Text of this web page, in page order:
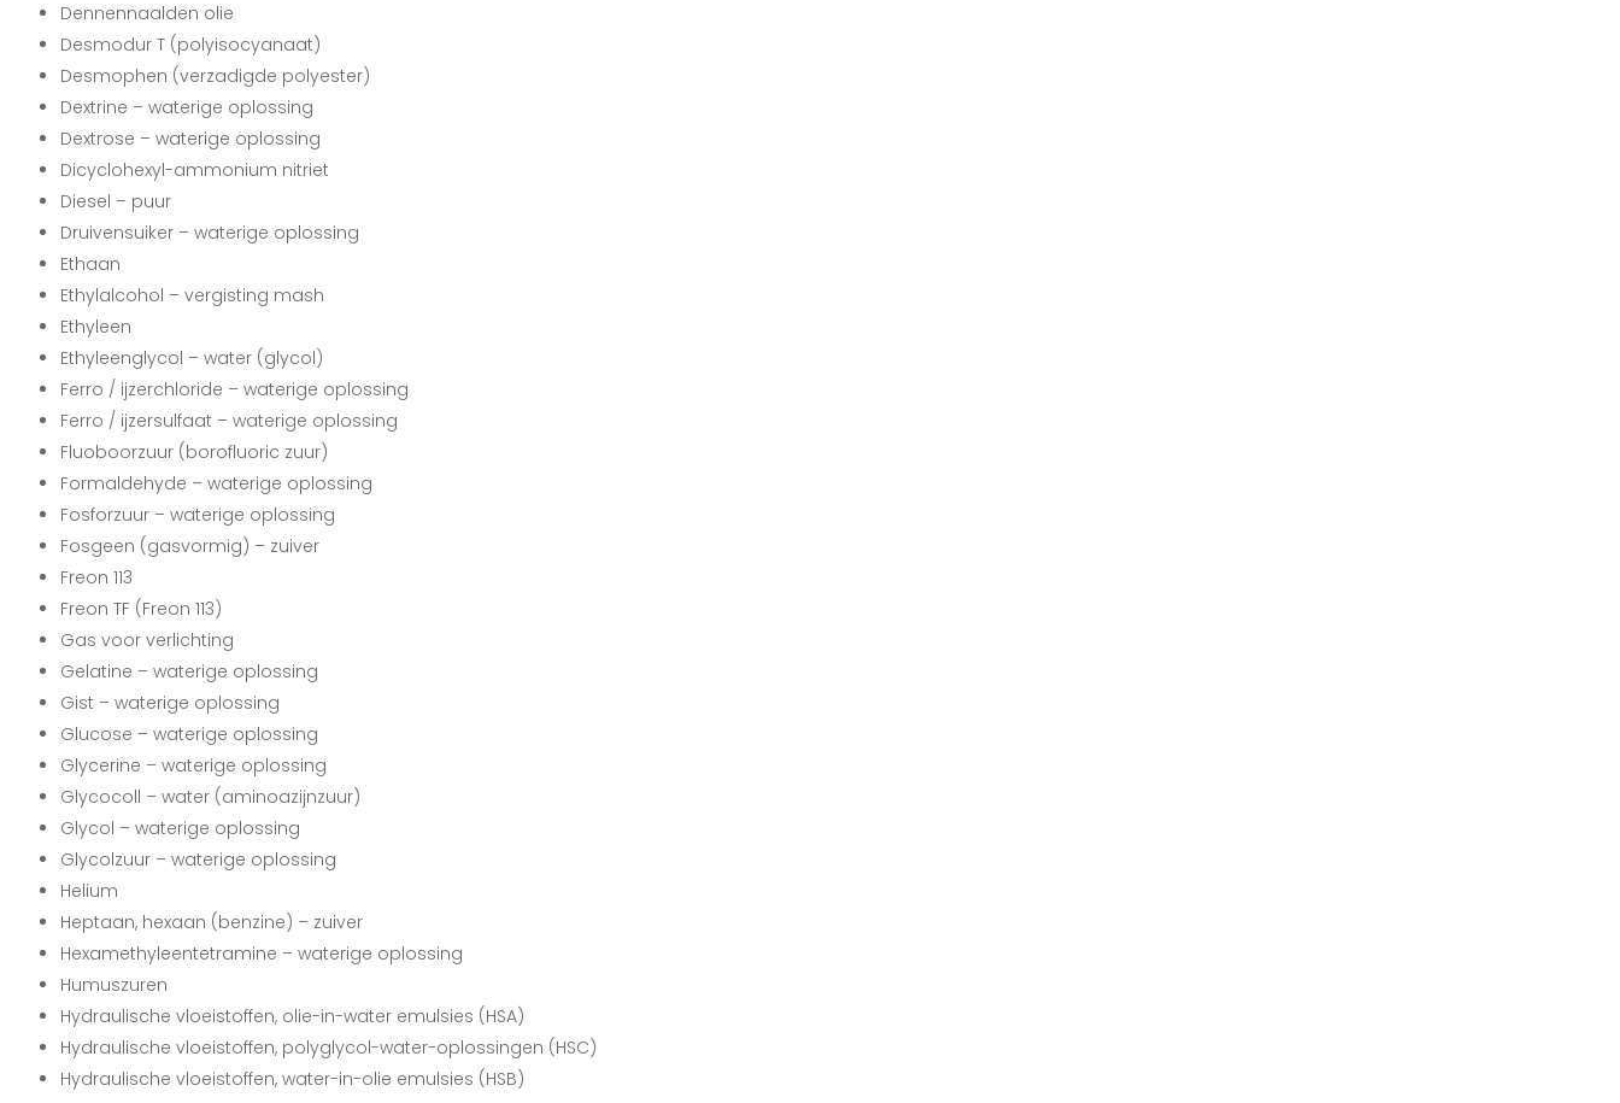
Dennennaalden olie
Desmodur T (polyisocyanaat)
Desmophen (verzadigde polyester)
Dextrine – waterige oplossing
Dextrose – waterige oplossing
Dicyclohexyl-ammonium nitriet
Diesel – puur
Druivensuiker – waterige oplossing
Ethaan
Ethylalcohol – vergisting mash
Ethyleen
Ethyleenglycol – water (glycol)
Ferro / ijzerchloride – waterige oplossing
Ferro / ijzersulfaat – waterige oplossing
Fluoboorzuur (borofluoric zuur)
Formaldehyde – waterige oplossing
Fosforzuur – waterige oplossing
Fosgeen (gasvormig) – zuiver
Freon 113
Freon TF (Freon 113)
Gas voor verlichting
Gelatine – waterige oplossing
Gist – waterige oplossing
Glucose – waterige oplossing
Glycerine – waterige oplossing
Glycocoll – water (aminoazijnzuur)
Glycol – waterige oplossing
Glycolzuur – waterige oplossing
Helium
Heptaan, hexaan (benzine) – zuiver
Hexamethyleentetramine – waterige oplossing
Humuszuren
Hydraulische vloeistoffen, olie-in-water emulsies (HSA)
Hydraulische vloeistoffen, polyglycol-water-oplossingen (HSC)
Hydraulische vloeistoffen, water-in-olie emulsies (HSB)